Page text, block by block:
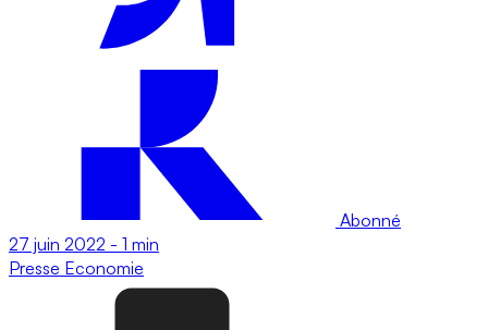
Abonné
27 juin 2022 - 1 min
Presse Economie